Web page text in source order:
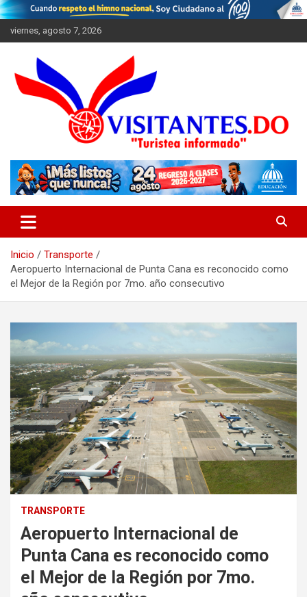
Saltar
al
contenido
viernes, agosto 7, 2026
Visitantes
Inicio
Transporte
Aeropuerto Internacional de Punta Cana es reconocido como
el Mejor de la Región por 7mo. año consecutivo
TRANSPORTE
Aeropuerto Internacional de
Punta Cana es reconocido como
el Mejor de la Región por 7mo.